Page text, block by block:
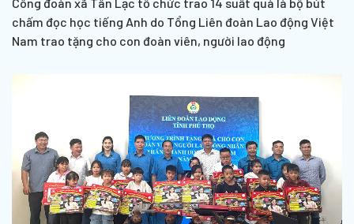
chấm đọc học tiếng Anh do Tổng Liên đoàn Lao động Việt
Nam trao tặng cho con đoàn viên, người lao động